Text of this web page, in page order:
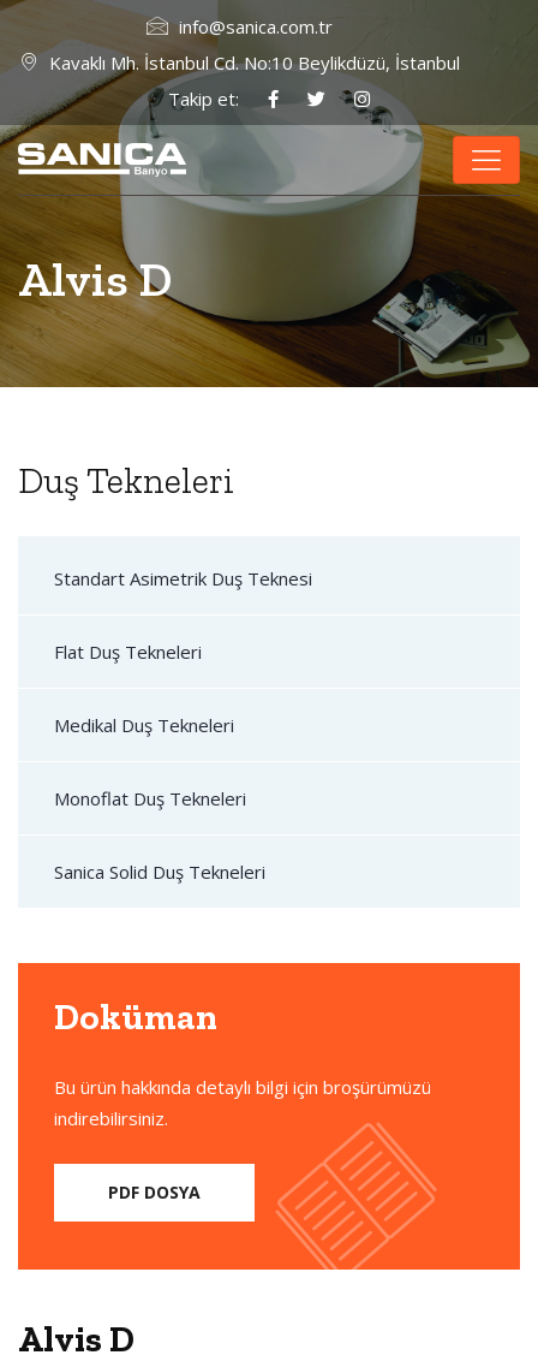
info@sanica.com.tr
Kavaklı Mh. İstanbul Cd. No:10 Beylikdüzü, İstanbul
Takip et:
Alvis D
Duş Tekneleri
Standart Asimetrik Duş Teknesi
Flat Duş Tekneleri
Medikal Duş Tekneleri
Monoflat Duş Tekneleri
Sanica Solid Duş Tekneleri
Doküman
Bu ürün hakkında detaylı bilgi için broşürümüzü
indirebilirsiniz.
PDF DOSYA
Alvis D